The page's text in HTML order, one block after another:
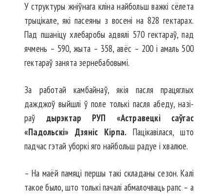
У структуры жніўнага кліна найбольш важкі сёлета
трыцікале, які пасеяны з восені на 828 гектарах.
Пад пшаніцу хлебаробы адвялі 570 гектараў, пад
ячмень – 590, жыта – 358, авёс – 200 і амаль 500
гектараў занята зернебабовымі.
За работай камбайнаў, якія пасля працяглых
дажджоў выйшлі ў поле толькі пасля абеду, назі­
раў дырэктар РУП «Астравецкі саў­гас
«Падольскі» Дзяніс Кірпа. Пацікавілася, што
падчас гэтай уборкі яго найбольш радуе і хвалюе.
– На маёй памяці першы такі складаны сезон. Калі
такое было, што толькі пачалі абмалочваць рапс – а